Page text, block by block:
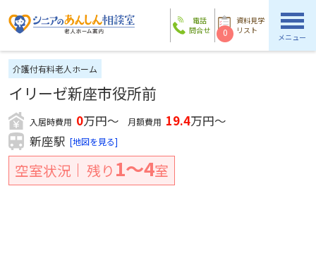
電話
問合せ
資料見学
リスト
0 メニュー
介護付有料老人ホーム
イリーゼ新座市役所前
入居時費用 0万円～ 月額費用 19.4万円～
新座駅 [地図を見る]
空室状況 残り 1〜4室